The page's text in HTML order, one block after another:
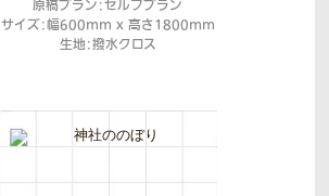
原稿プラン：セルフプラン
サイズ：幅600mm x 高さ1800mm
生地：撥水クロス